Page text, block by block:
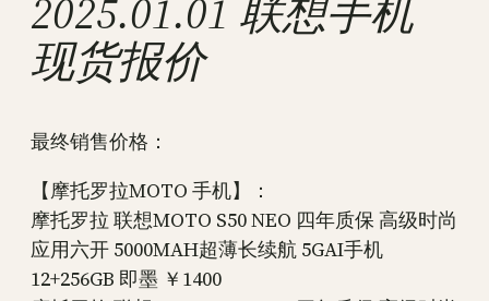
2025.01.01 联想手机
现货报价
最终销售价格：
【摩托罗拉MOTO 手机】：
摩托罗拉 联想MOTO S50 NEO 四年质保 高级时尚
应用六开 5000MAH超薄长续航 5GAI手机
12+256GB 即墨 ￥1400